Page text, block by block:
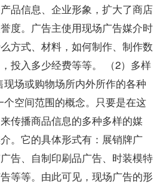
品信息、企业形象，扩大了商店
度。广告主使用现场广告媒介时
方式、材料，如何制作、制作数
投入多少经费等等。 （2）多样
现场或购物场所内外所作的各种
个空间范围的概念。只要是在这
传播商品信息的多种多样的媒
。它的具体形式有：展销牌广
告、自制印刷品广告、时装模特
等等。由此可见，现场广告的形